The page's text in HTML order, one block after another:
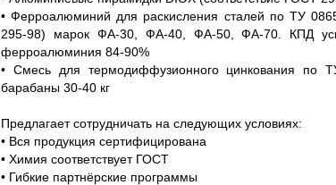
• Ферроалюминий для раскисления сталей по ТУ
295-98) марок ФА-30, ФА-40, ФА-50, ФА-70. КПД
ферроалюминия 84-90%
• Смесь для термодиффузионного цинкования по
барабаны 30-40 кг
Предлагает сотрудничать на следующих условиях:
• Вся продукция сертифицирована
• Химия соответствует ГОСТ
• Гибкие партнёрские программы